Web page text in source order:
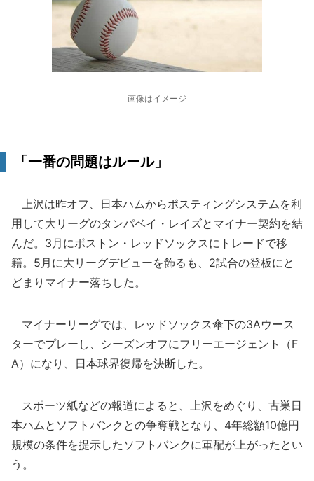
画像はイメージ
「一番の問題はルール」
上沢は昨オフ、日本ハムからポスティングシステムを利
用して大リーグのタンパベイ・レイズとマイナー契約を結
んだ。3月にボストン・レッドソックスにトレードで移
籍。5月に大リーグデビューを飾るも、2試合の登板にと
どまりマイナー落ちした。
マイナーリーグでは、レッドソックス傘下の3Aウース
ターでプレーし、シーズンオフにフリーエージェント（F
A）になり、日本球界復帰を決断した。
スポーツ紙などの報道によると、上沢をめぐり、古巣日
本ハムとソフトバンクとの争奪戦となり、4年総額10億円
規模の条件を提示したソフトバンクに軍配が上がったとい
う。